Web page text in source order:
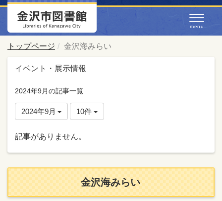
トップページ 金沢海みらい
イベント・展示情報
2024年9月の記事一覧
2024年9月 10件
記事がありません。
金沢海みらい